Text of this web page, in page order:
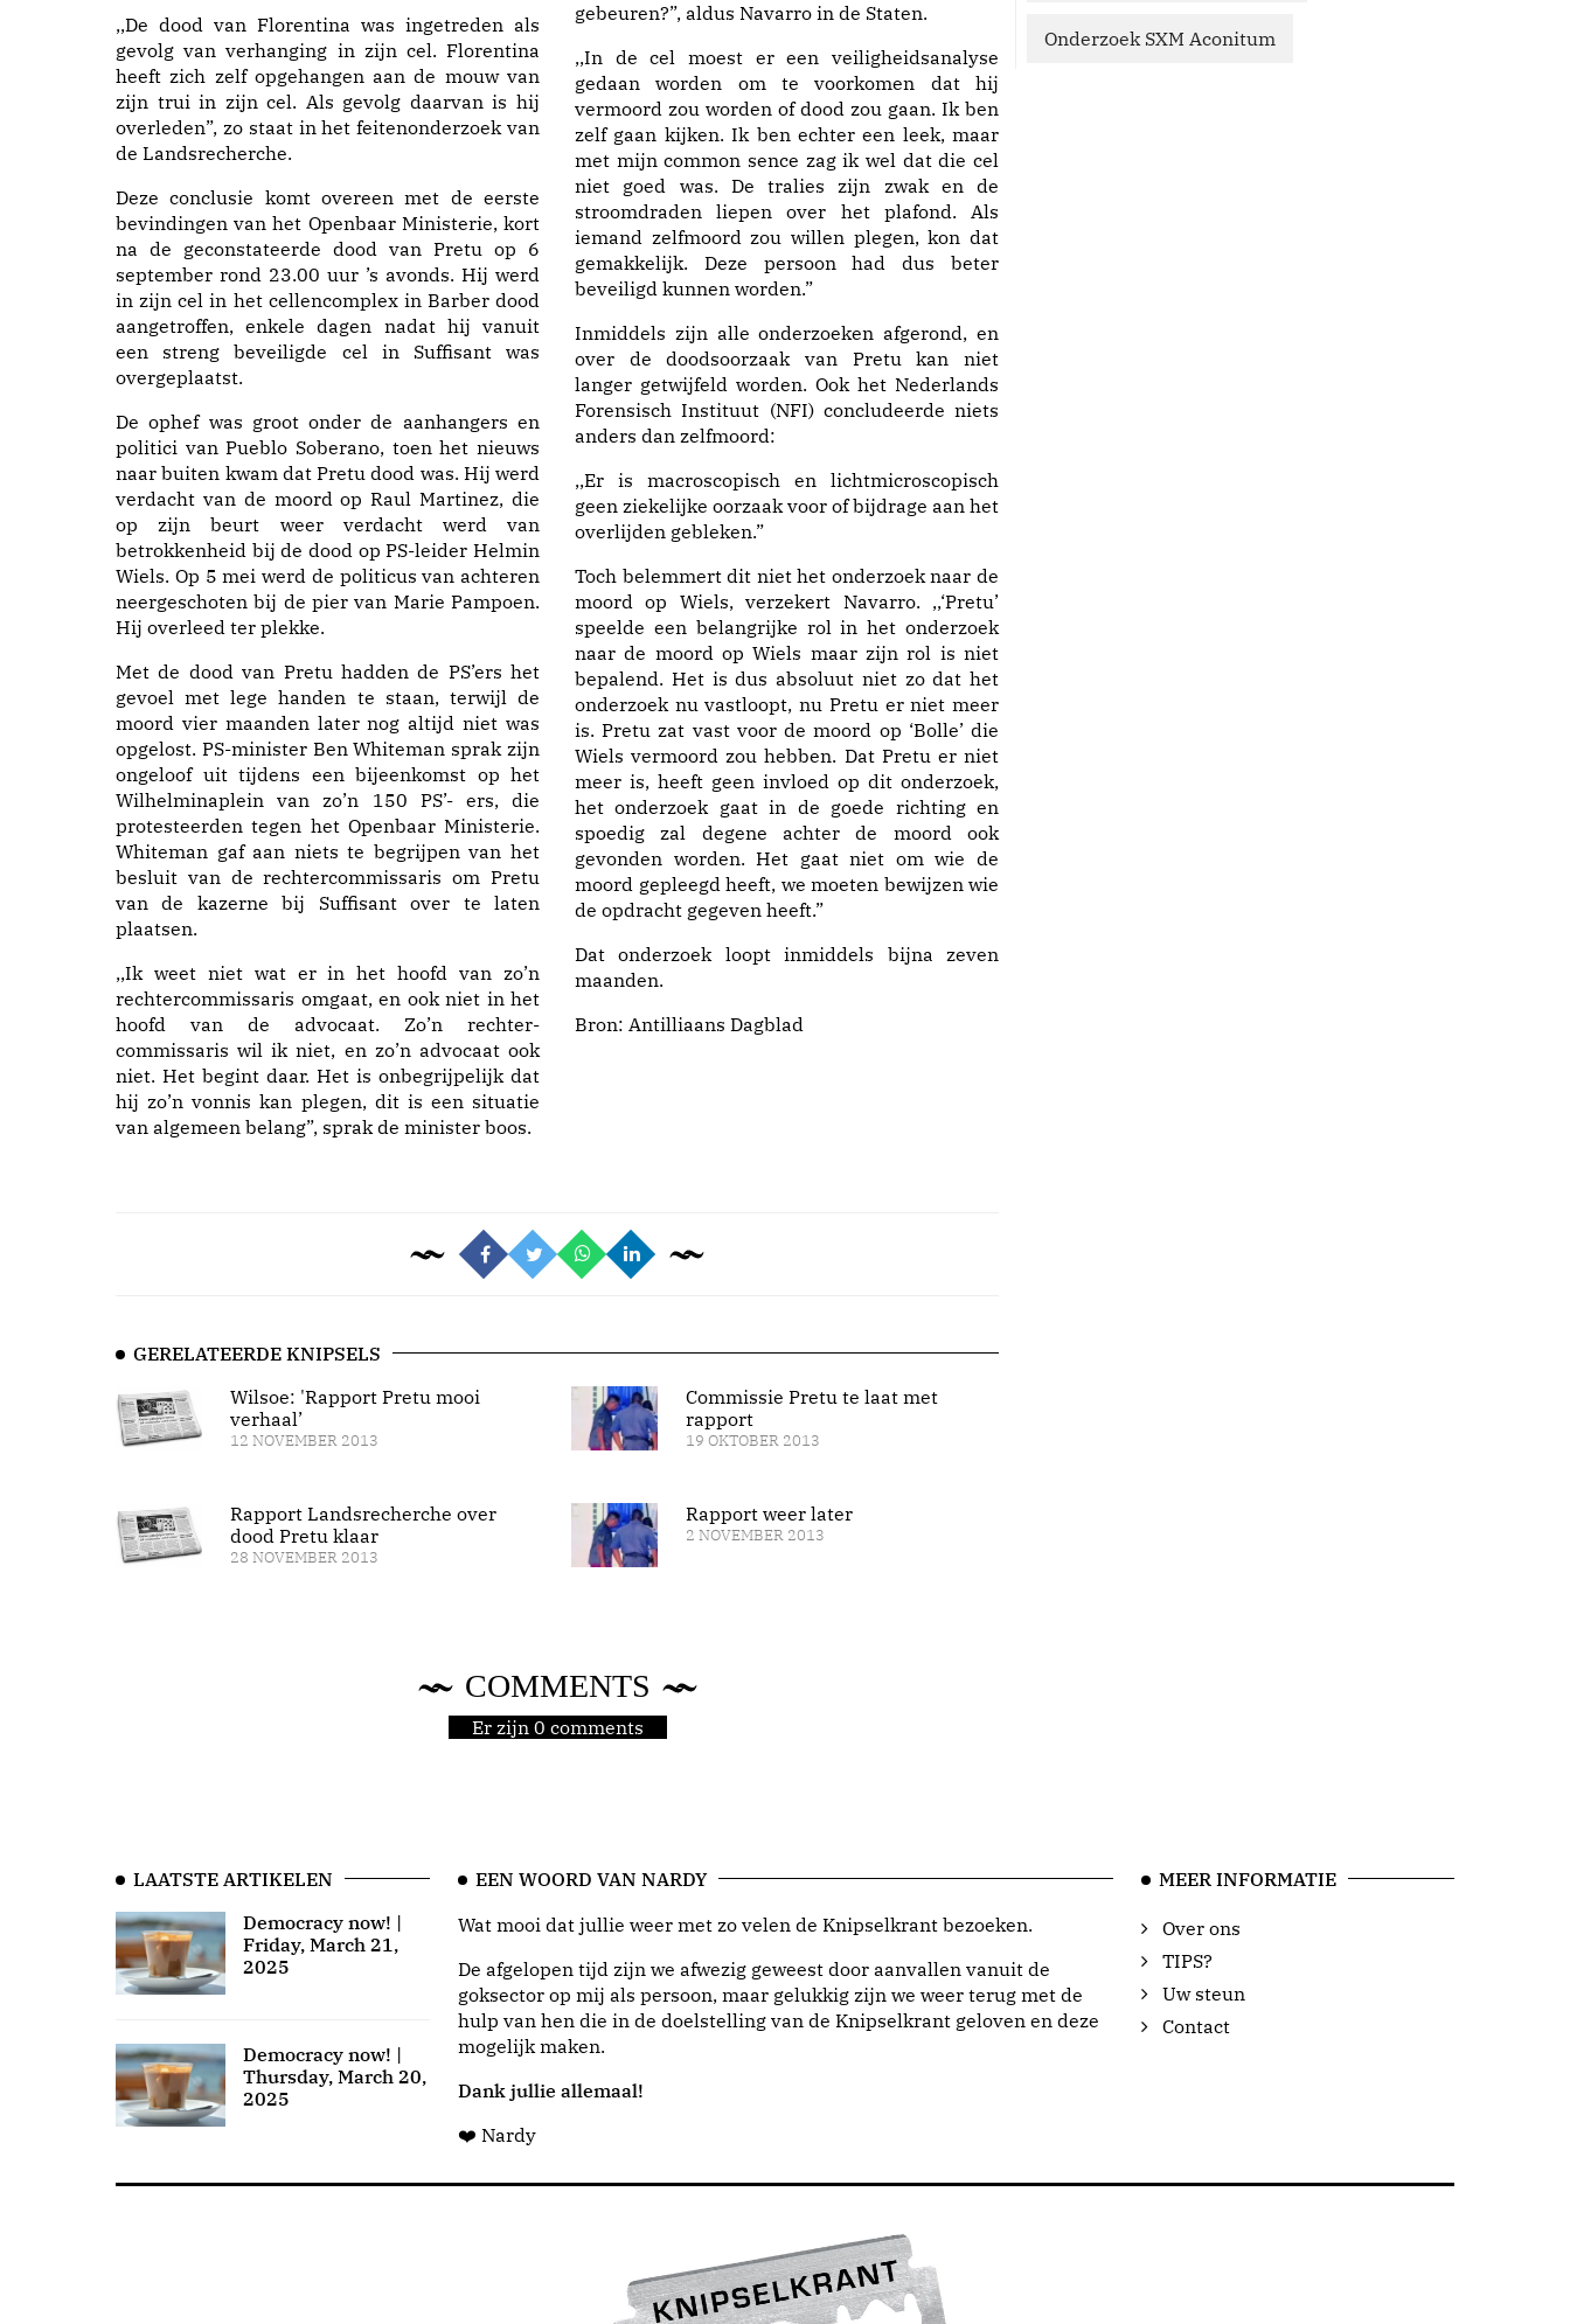
,,De dood van Florentina was ingetreden als
gevolg van verhanging in zijn cel. Florentina
heeft zich zelf opgehangen aan de mouw van
zijn trui in zijn cel. Als gevolg daarvan is hij
overleden”, zo staat in het feitenonderzoek van
de Landsrecherche.
Deze conclusie komt overeen met de eerste
bevindingen van het Openbaar Ministerie, kort
na de geconstateerde dood van Pretu op 6
september rond 23.00 uur ’s avonds. Hij werd
in zijn cel in het cellencomplex in Barber dood
aangetroffen, enkele dagen nadat hij vanuit
een streng beveiligde cel in Suffisant was
overgeplaatst.
De ophef was groot onder de aanhangers en
politici van Pueblo Soberano, toen het nieuws
naar buiten kwam dat Pretu dood was. Hij werd
verdacht van de moord op Raul Martinez, die
op zijn beurt weer verdacht werd van
betrokkenheid bij de dood op PS-leider Helmin
Wiels. Op 5 mei werd de politicus van achteren
neergeschoten bij de pier van Marie Pampoen.
Hij overleed ter plekke.
Met de dood van Pretu hadden de PS’ers het
gevoel met lege handen te staan, terwijl de
moord vier maanden later nog altijd niet was
opgelost. PS-minister Ben Whiteman sprak zijn
ongeloof uit tijdens een bijeenkomst op het
Wilhelminaplein van zo’n 150 PS’- ers, die
protesteerden tegen het Openbaar Ministerie.
Whiteman gaf aan niets te begrijpen van het
besluit van de rechtercommissaris om Pretu
van de kazerne bij Suffisant over te laten
plaatsen.
,,Ik weet niet wat er in het hoofd van zo’n
rechtercommissaris omgaat, en ook niet in het
hoofd van de advocaat. Zo’n rechter-
commissaris wil ik niet, en zo’n advocaat ook
niet. Het begint daar. Het is onbegrijpelijk dat
hij zo’n vonnis kan plegen, dit is een situatie
van algemeen belang”, sprak de minister boos.
gebeuren?”, aldus Navarro in de Staten.
,,In de cel moest er een veiligheidsanalyse
gedaan worden om te voorkomen dat hij
vermoord zou worden of dood zou gaan. Ik ben
zelf gaan kijken. Ik ben echter een leek, maar
met mijn common sence zag ik wel dat die cel
niet goed was. De tralies zijn zwak en de
stroomdraden liepen over het plafond. Als
iemand zelfmoord zou willen plegen, kon dat
gemakkelijk. Deze persoon had dus beter
beveiligd kunnen worden.”
Inmiddels zijn alle onderzoeken afgerond, en
over de doodsoorzaak van Pretu kan niet
langer getwijfeld worden. Ook het Nederlands
Forensisch Instituut (NFI) concludeerde niets
anders dan zelfmoord:
,,Er is macroscopisch en lichtmicroscopisch
geen ziekelijke oorzaak voor of bijdrage aan het
overlijden gebleken.”
Toch belemmert dit niet het onderzoek naar de
moord op Wiels, verzekert Navarro. ,,‘Pretu’
speelde een belangrijke rol in het onderzoek
naar de moord op Wiels maar zijn rol is niet
bepalend. Het is dus absoluut niet zo dat het
onderzoek nu vastloopt, nu Pretu er niet meer
is. Pretu zat vast voor de moord op ‘Bolle’ die
Wiels vermoord zou hebben. Dat Pretu er niet
meer is, heeft geen invloed op dit onderzoek,
het onderzoek gaat in de goede richting en
spoedig zal degene achter de moord ook
gevonden worden. Het gaat niet om wie de
moord gepleegd heeft, we moeten bewijzen wie
de opdracht gegeven heeft.”
Dat onderzoek loopt inmiddels bijna zeven
maanden.
Bron: Antilliaans Dagblad
GERELATEERDE KNIPSELS
Wilsoe: 'Rapport Pretu mooi
verhaal’
12 NOVEMBER 2013
Rapport Landsrecherche over
dood Pretu klaar
28 NOVEMBER 2013
Commissie Pretu te laat met
rapport
19 OKTOBER 2013
Rapport weer later
2 NOVEMBER 2013
COMMENTS
Er zijn 0 comments
Onderzoek SXM Aconitum
LAATSTE ARTIKELEN
Democracy now! |
Friday, March 21,
2025
Democracy now! |
Thursday, March 20,
2025
EEN WOORD VAN NARDY
Wat mooi dat jullie weer met zo velen de Knipselkrant bezoeken.
De afgelopen tijd zijn we afwezig geweest door aanvallen vanuit de
goksector op mij als persoon, maar gelukkig zijn we weer terug met de
hulp van hen die in de doelstelling van de Knipselkrant geloven en deze
mogelijk maken.
Dank jullie allemaal!
❤️ Nardy
MEER INFORMATIE
Over ons
TIPS?
Uw steun
Contact